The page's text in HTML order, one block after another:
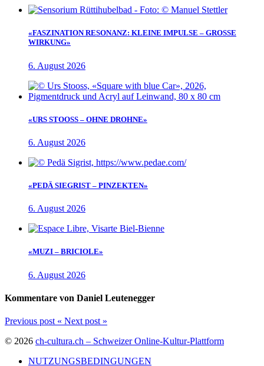
«FASZINATION RESONANZ: KLEINE IMPULSE – GROSSE
WIRKUNG»
6. August 2026
«URS STOOSS – OHNE DROHNE»
6. August 2026
«PEDÄ SIEGRIST – PINZEKTEN»
6. August 2026
«MUZI – BRICIOLE»
6. August 2026
Kommentare von Daniel Leutenegger
Previous post « Next post »
© 2026 ch-cultura.ch – Schweizer Online-Kultur-Plattform
NUTZUNGSBEDINGUNGEN